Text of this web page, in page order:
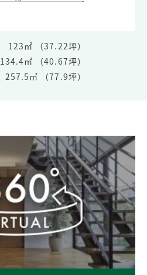
123㎡ （37.22坪）
134.4㎡ （40.67坪）
257.5㎡ （77.9坪）